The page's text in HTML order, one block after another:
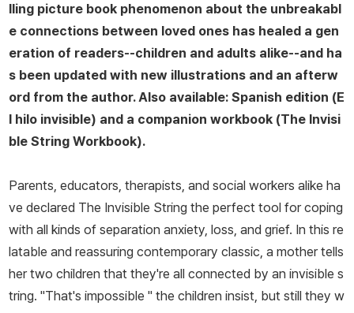
lling picture book phenomenon about the unbreakabl
e connections between loved ones has healed a gen
eration of readers--children and adults alike--and ha
s been updated with new illustrations and an afterw
ord from the author. Also available: Spanish edition (E
l hilo invisible) and a companion workbook (The Invisi
ble String Workbook).
Parents, educators, therapists, and social workers alike ha
ve declared The Invisible String the perfect tool for coping
with all kinds of separation anxiety, loss, and grief. In this re
latable and reassuring contemporary classic, a mother tells
her two children that they're all connected by an invisible s
tring. "That's impossible " the children insist, but still they w